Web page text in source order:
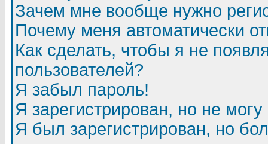
Зачем мне вообще нужно
Почему меня автоматически
Как сделать, чтобы я не
пользователей?
Я забыл пароль!
Я зарегистрирован, но не могу
Я был зарегистрирован, но